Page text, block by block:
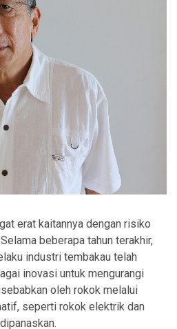
erat kaitannya dengan risiko
beberapa tahun terakhir,
industri tembakau telah
inovasi untuk mengurangi
oleh rokok melalui
seperti rokok elektrik dan